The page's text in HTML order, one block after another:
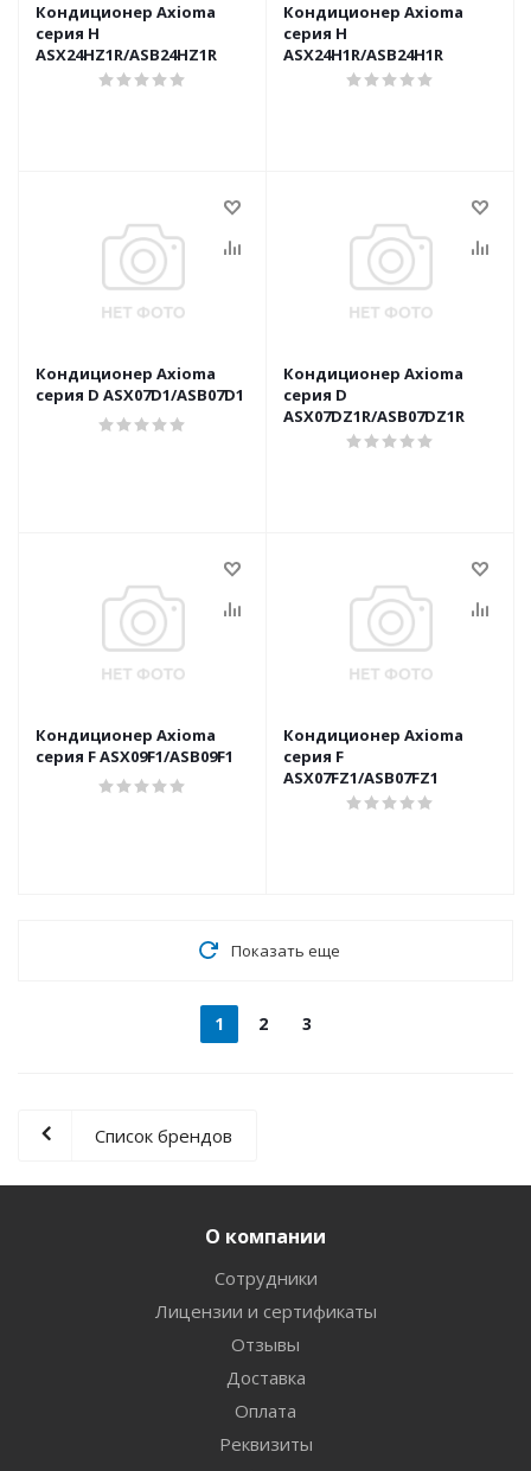
Кондиционер Axioma
серия H
ASX24HZ1R/ASB24HZ1R
Кондиционер Axioma
серия H
ASX24H1R/ASB24H1R
Кондиционер Axioma
серия D ASX07D1/ASB07D1
Кондиционер Axioma
серия D
ASX07DZ1R/ASB07DZ1R
Кондиционер Axioma
серия F ASX09F1/ASB09F1
Кондиционер Axioma
серия F
ASX07FZ1/ASB07FZ1
Показать еще
1 2 3
Список брендов
О компании
Сотрудники
Лицензии и сертификаты
Отзывы
Доставка
Оплата
Реквизиты